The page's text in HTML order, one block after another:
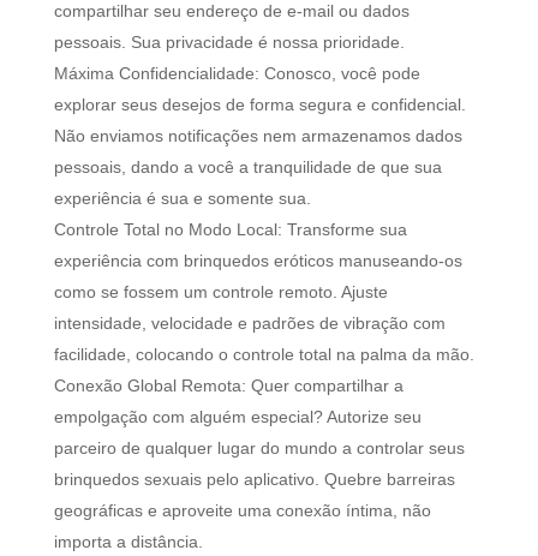
compartilhar seu endereço de e-mail ou dados
pessoais. Sua privacidade é nossa prioridade.
Máxima Confidencialidade: Conosco, você pode
explorar seus desejos de forma segura e confidencial.
Não enviamos notificações nem armazenamos dados
pessoais, dando a você a tranquilidade de que sua
experiência é sua e somente sua.
Controle Total no Modo Local: Transforme sua
experiência com brinquedos eróticos manuseando-os
como se fossem um controle remoto. Ajuste
intensidade, velocidade e padrões de vibração com
facilidade, colocando o controle total na palma da mão.
Conexão Global Remota: Quer compartilhar a
empolgação com alguém especial? Autorize seu
parceiro de qualquer lugar do mundo a controlar seus
brinquedos sexuais pelo aplicativo. Quebre barreiras
geográficas e aproveite uma conexão íntima, não
importa a distância.